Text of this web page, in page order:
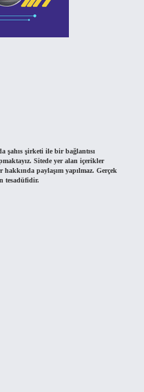
şirketi ile bir bağlantısı
Sitede yer alan içerikler
paylaşım yapılmaz. Gerçek
tesadüfidir.